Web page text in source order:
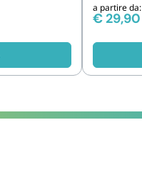
a partire da:
€ 29,90